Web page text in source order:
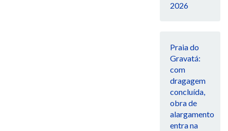
2026
Praia do
Gravatá:
com
dragagem
concluída,
obra de
alargamento
entra na